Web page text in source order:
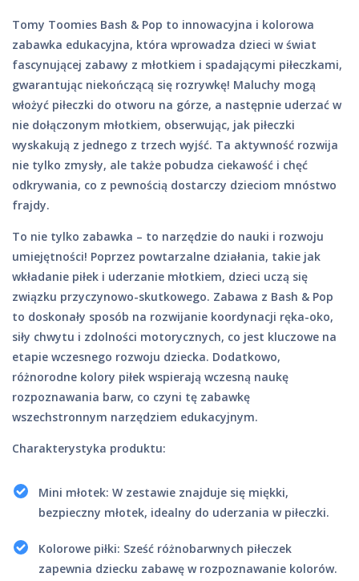
Tomy Toomies Bash & Pop to innowacyjna i kolorowa
zabawka edukacyjna, która wprowadza dzieci w świat
fascynującej zabawy z młotkiem i spadającymi piłeczkami,
gwarantując niekończącą się rozrywkę! Maluchy mogą
włożyć piłeczki do otworu na górze, a następnie uderzać w
nie dołączonym młotkiem, obserwując, jak piłeczki
wyskakują z jednego z trzech wyjść. Ta aktywność rozwija
nie tylko zmysły, ale także pobudza ciekawość i chęć
odkrywania, co z pewnością dostarczy dzieciom mnóstwo
frajdy.
To nie tylko zabawka – to narzędzie do nauki i rozwoju
umiejętności! Poprzez powtarzalne działania, takie jak
wkładanie piłek i uderzanie młotkiem, dzieci uczą się
związku przyczynowo-skutkowego. Zabawa z Bash & Pop
to doskonały sposób na rozwijanie koordynacji ręka-oko,
siły chwytu i zdolności motorycznych, co jest kluczowe na
etapie wczesnego rozwoju dziecka. Dodatkowo,
różnorodne kolory piłek wspierają wczesną naukę
rozpoznawania barw, co czyni tę zabawkę
wszechstronnym narzędziem edukacyjnym.
Charakterystyka produktu:
Mini młotek: W zestawie znajduje się miękki,
bezpieczny młotek, idealny do uderzania w piłeczki.
Kolorowe piłki: Sześć różnobarwnych piłeczek
zapewnia dziecku zabawę w rozpoznawanie kolorów.